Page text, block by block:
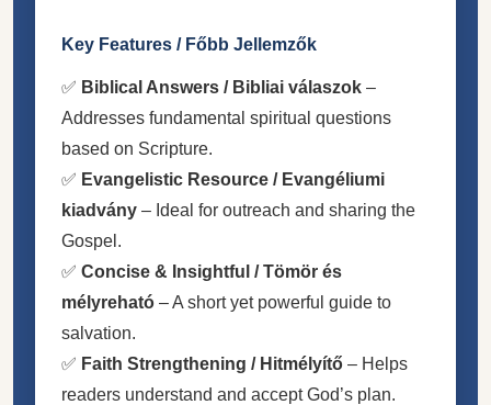
Key Features / Főbb Jellemzők
✅ Biblical Answers / Bibliai válaszok –
Addresses fundamental spiritual questions
based on Scripture.
✅ Evangelistic Resource / Evangéliumi
kiadvány – Ideal for outreach and sharing the
Gospel.
✅ Concise & Insightful / Tömör és
mélyreható – A short yet powerful guide to
salvation.
✅ Faith Strengthening / Hitmélyítő – Helps
readers understand and accept God’s plan.